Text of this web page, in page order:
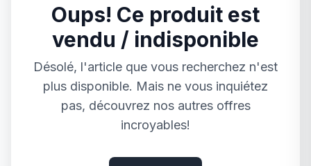
Oups! Ce produit est
vendu / indisponible
Désolé, l'article que vous recherchez n'est
plus disponible. Mais ne vous inquiétez
pas, découvrez nos autres offres
incroyables!